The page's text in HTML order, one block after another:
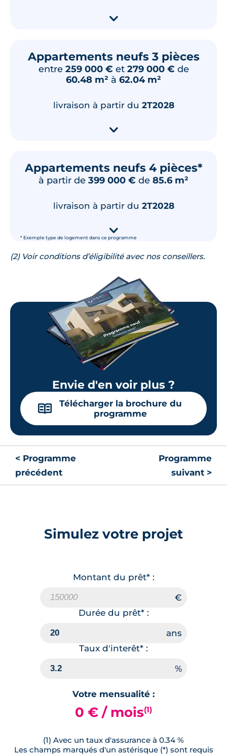
▾
Appartements neufs 3 pièces
entre 259 000 € et 279 000 € de
60.48 m² à 62.04 m²
livraison à partir du 2T2028
▾
Appartements neufs 4 pièces*
à partir de 399 000 € de 85.6 m²
* Exemple type de logement dans ce programme
livraison à partir du 2T2028
▾
(2) Voir conditions d’éligibilité avec nos conseillers.
Envie d'en voir plus ?
📖
Télécharger la brochure du
programme
< Programme
précédent
Programme
suivant >
Simulez votre projet
Montant du prêt* :
Durée du prêt* :
Taux d'interêt* :
Votre mensualité :
0 € / mois(1)
(1) Avec un taux d'assurance à 0.34 %
Les champs marqués d'un astérisque (*) sont requis